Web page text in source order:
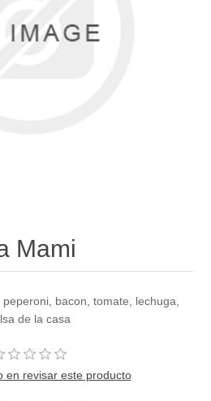
Mami
bacon, tomate, lechuga,
de la casa
en revisar este producto